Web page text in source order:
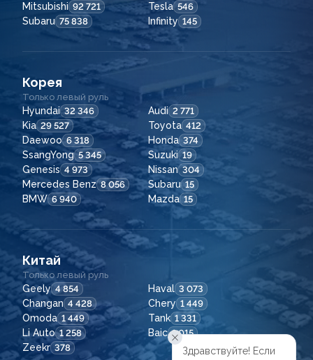
Mitsubishi 92 721 Tesla 546
Subaru 75 838 Infinity 145
Корея
Только левый руль
Hyundai 32 346 Audi 2 771
Kia 29 527 Toyota 412
Daewoo 6 318 Honda 374
SsangYong 5 345 Suzuki 19
Genesis 4 973 Nissan 304
Mercedes Benz 8 056 Subaru 15
BMW 6 940 Mazda 15
Китай
Только левый руль
Geely 4 854 Haval 3 073
Changan 4 428 Chery 1 449
Omoda 1 449 Tank 1 331
Li Auto 1 258 Baic 1 015
Zeekr 378
Здравствуйте! Если